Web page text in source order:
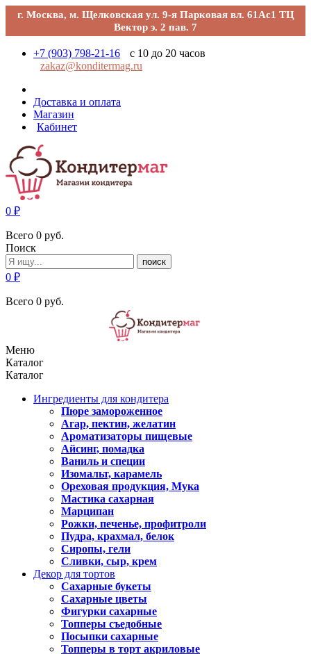
г. Москва, м. Щелковская ул. 9-я Парковая вл. 61Ас1 ТЦ
Вектор э. 2 пав. 7
+7 (903) 798-21-16
с 10 до 20 часов
zakaz@konditermag.ru
Доставка и оплата
Магазин
Кабинет
0 ₽
Всего 0 руб.
Поиск
поиск
0 ₽
Всего 0 руб.
Меню
Каталог
Каталог
Ингредиенты для кондитера
Пюре замороженное
Агар, пектин, желатин
Ароматизаторы пищевые
Айсинг, помадка
Ваниль и специи
Изомальт, карамель
Ореховая продукция, Мука
Мастика сахарная
Марципан
Рожки, печенье, профитроли
Пудра, крахмал, белок
Сиропы, гели
Сливки, сыр, крем
Декор для тортов
Сахарные букеты
Сахарные цветы
Фигурки сахарные
Топперы съедобные
Посыпки сахарные
Топперы в торт акриловые